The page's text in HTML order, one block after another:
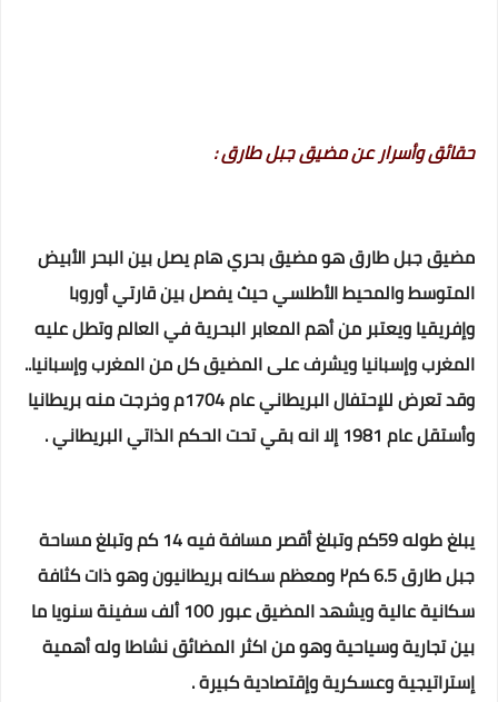
حقائق وأسرار عن مضيق جبل طارق :
مضيق جبل طارق هو مضيق بحري هام يصل بين البحر الأبيض
المتوسط والمحيط الأطلسي حيث يفصل بين قارتي أوروبا
وإفريقيا ويعتبر من أهم المعابر البحرية في العالم وتطل عليه
المغرب وإسبانيا ويشرف على المضيق كل من المغرب وإسبانيا..
وقد تعرض للإحتفال البريطاني عام 1704م وخرجت منه بريطانيا
وأستقل عام 1981 إلا انه بقي تحت الحكم الذاتي البريطاني .
يبلغ طوله 59كم وتبلغ أقصر مسافة فيه 14 كم وتبلغ مساحة
جبل طارق 6.5 كم٢ ومعظم سكانه بريطانيون وهو ذات كثافة
سكانية عالية ويشهد المضيق عبور 100 ألف سفينة سنويا ما
بين تجارية وسياحية وهو من اكثر المضائق نشاطا وله أهمية
إستراتيجية وعسكرية وإقتصادية كبيرة .